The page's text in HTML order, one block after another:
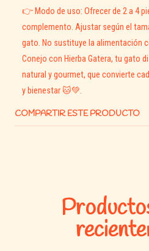
Textura ideal para apoyar la
Snack premium para gatos
👉 Modo de uso: Ofrecer de 2 a 4
complemento. Ajustar según el
gato. No sustituye la alimentación
Conejo con Hierba Gatera, tu gato
natural y gourmet, que convierte
y bienestar 🐱💚.
COMPARTIR ESTE PRODUCTO